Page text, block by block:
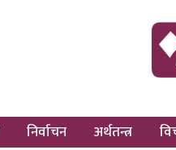
निर्वाचन अर्थतन्त्र